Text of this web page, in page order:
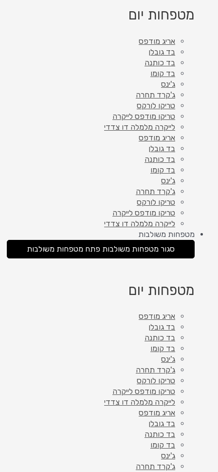
מטפחות יום
אריג מודפס
בד גובלן
בד כותנה
בד קומו
ג'ינס
ג'קרד תחרה
טריקו לורקס
טריקו מודפס לייקרה
לייקרה מלמלה דו צדדי
אריג מודפס
בד גובלן
בד כותנה
בד קומו
ג'ינס
ג'קרד תחרה
טריקו לורקס
טריקו מודפס לייקרה
לייקרה מלמלה דו צדדי
מטפחות משולבות
סגור מטפחות משולבות פתח מטפחות משולבות
מטפחות יום
אריג מודפס
בד גובלן
בד כותנה
בד קומו
ג'ינס
ג'קרד תחרה
טריקו לורקס
טריקו מודפס לייקרה
לייקרה מלמלה דו צדדי
אריג מודפס
בד גובלן
בד כותנה
בד קומו
ג'ינס
ג'קרד תחרה